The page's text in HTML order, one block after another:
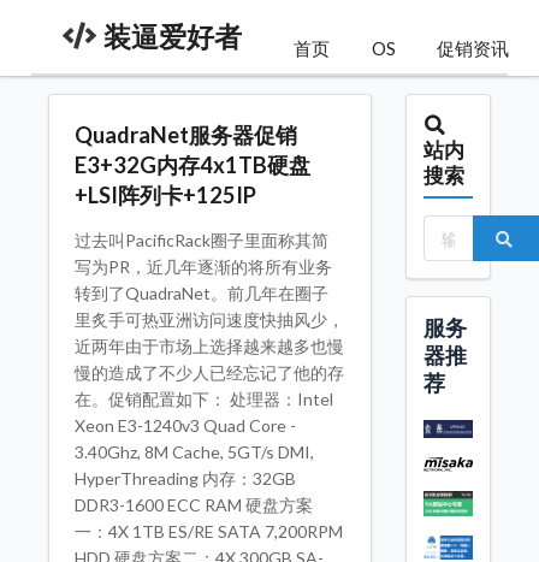
装逼爱好者 首页 OS 促销资讯
QuadraNet服务器促销
E3+32G内存4x1TB硬盘
+LSI阵列卡+125IP
过去叫PacificRack圈子里面称其简
写为PR，近几年逐渐的将所有业务
转到了QuadraNet。前几年在圈子
里炙手可热亚洲访问速度快抽风少，
近两年由于市场上选择越来越多也慢
慢的造成了不少人已经忘记了他的存
在。促销配置如下： 处理器：Intel
Xeon E3-1240v3 Quad Core -
3.40Ghz, 8M Cache, 5GT/s DMI,
HyperThreading 内存：32GB
DDR3-1600 ECC RAM 硬盘方案
一：4X 1TB ES/RE SATA 7,200RPM
HDD 硬盘方案二：4X 300GB SA-
站内
搜索
服务
器推
荐